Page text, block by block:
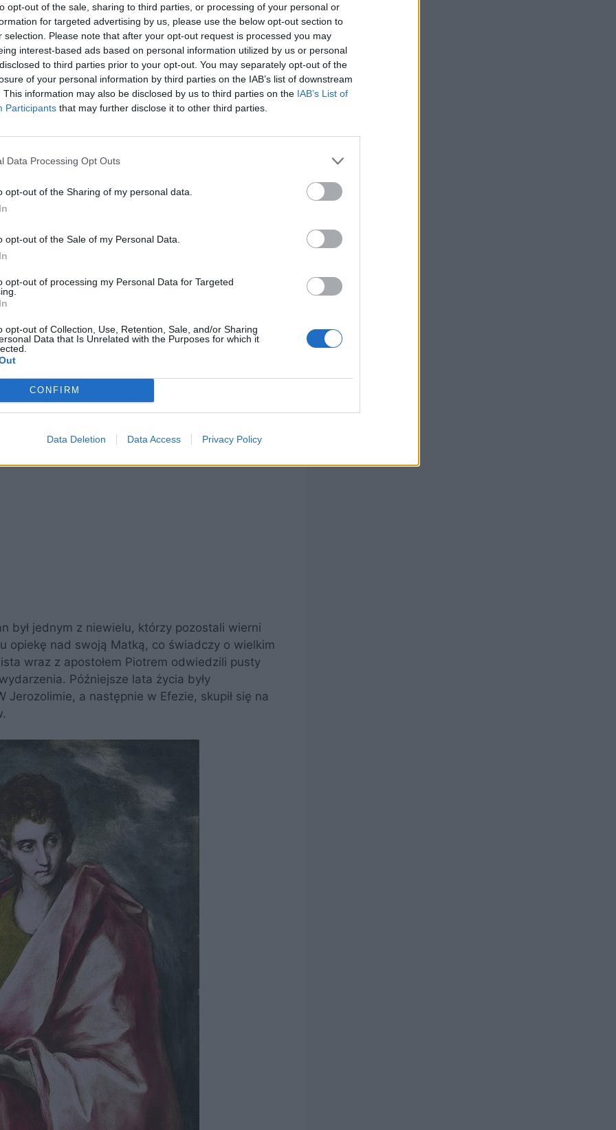
opt-out of the sale, sharing to third parties, or processing of your personal or
for targeted advertising by us, please use the below opt-out section to
selection. Please note that after your opt-out request is processed you may
interest-based ads based on personal information utilized by us or personal
to third parties prior to your opt-out. You may separately opt-out of the
of your personal information by third parties on the IAB’s list of downstream
This information may also be disclosed by us to third parties on the IAB’s List of
Participants that may further disclose it to other third parties.
Data Processing Opt Outs
opt-out of the Sharing of my personal data.
opt-out of the Sale of my Personal Data.
opt-out of processing my Personal Data for Targeted
opt-out of Collection, Use, Retention, Sale, and/or Sharing
Data that Is Unrelated with the Purposes for which it
CONFIRM
Data Deletion Data Access Privacy Policy
Alonzo Cano (1635-1637)
się po imieniu, jednak uważa się, że był
uczestnik życia Jezusa, był obecny przy
trzech uczniów, którzy towarzyszyli
wskrzeszenia córki Jaira oraz w Ogrodzie
od Jezusa przydomek „Boanerges”, czyli
w głoszeniu wiary. Jan miał także zaszczyt
był jednym z niewielu, którzy pozostali wierni
opiekę nad swoją Matką, co świadczy o wielkim
wraz z apostołem Piotrem odwiedzili pusty
Późniejsze lata życia były
Jerozolimie, a następnie w Efezie, skupił się na